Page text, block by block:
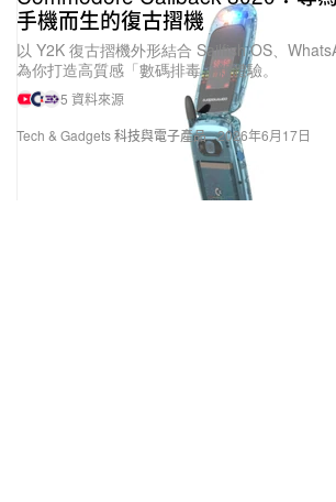
Tech & Gadgets 科技與電子產品
手機而生的復古摺機
以 Y2K 復古摺機外形結合 Sailfish OS、
為你打造高質感「數碼排毒」新體驗。
5 資料來源
2026年6月17日